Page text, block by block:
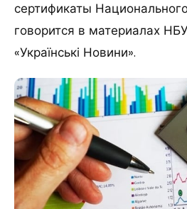
сертификаты
говорится в материалах
«Українські Новини».